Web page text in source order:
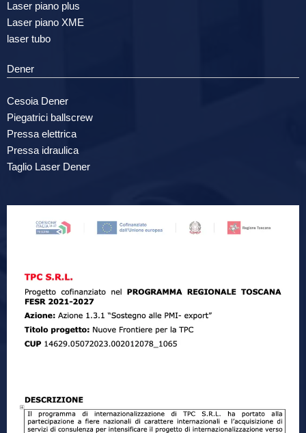
Laser piano plus
Laser piano XME
laser tubo
Dener
Cesoia Dener
Piegatrici ballscrew
Pressa elettrica
Pressa idraulica
Taglio Laser Dener